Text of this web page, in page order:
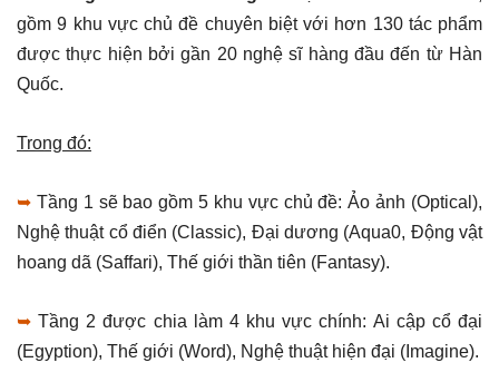
gồm 9 khu vực chủ đề chuyên biệt với hơn 130 tác phẩm
được thực hiện bởi gần 20 nghệ sĩ hàng đầu đến từ Hàn
Quốc.
Trong đó:
➥ Tầng 1 sẽ bao gồm 5 khu vực chủ đề: Ảo ảnh (Optical),
Nghệ thuật cổ điển (Classic), Đại dương (Aqua0, Động vật
hoang dã (Saffari), Thế giới thần tiên (Fantasy).
➥Tầng 2 được chia làm 4 khu vực chính: Ai cập cổ đại
(Egyption), Thế giới (Word), Nghệ thuật hiện đại (Imagine).